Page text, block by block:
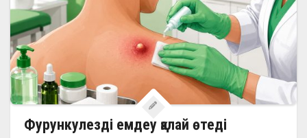
Фурункулезді емдеу қалай өтеді